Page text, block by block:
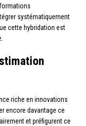
systématiquement
cette hybridation est
riche en innovations
encore davantage ce
et préfigurent ce